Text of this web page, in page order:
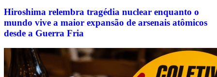
Hiroshima relembra tragédia nuclear enquanto o
mundo vive a maior expansão de arsenais atômicos
desde a Guerra Fria